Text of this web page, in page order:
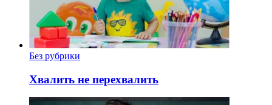
Без рубрики
Хвалить не перехвалить